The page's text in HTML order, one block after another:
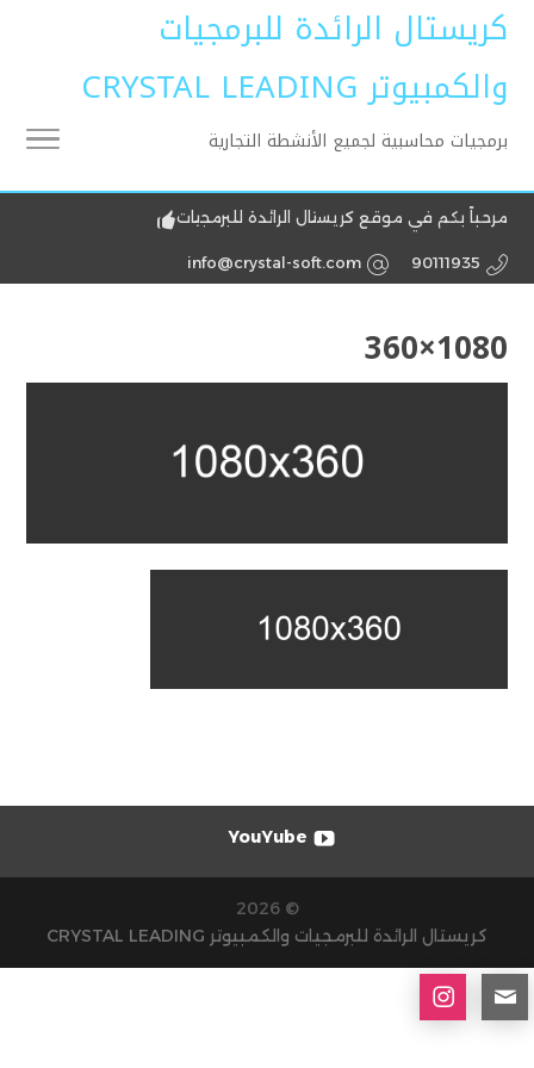
كريستال الرائدة للبرمجيات
والكمبيوتر CRYSTAL LEADING
برمجيات محاسبية لجميع الأنشطة التجارية
مرحباً بكم في موقع كريستال الرائدة للبرمجيات
90111935
info@crystal-soft.com
1080×360
YouYube
© 2026
كريستال الرائدة للبرمجيات والكمبيوتر CRYSTAL LEADING